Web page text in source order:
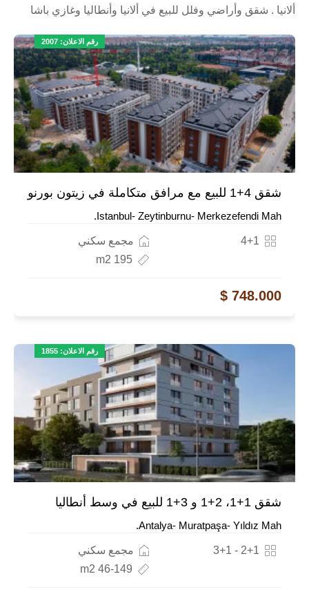
ألانيا . شقق وأراضي وفلل للبيع في ألانيا وأنطاليا وغازي باشا
رقم الاعلان: 2007
شقق 4+1 للبيع مع مرافق متكاملة في زيتون بورنو
Istanbul- Zeytinburnu- Merkezefendi Mah.
مجمع سكني
4+1
195 m2
748.000 $
رقم الاعلان: 1855
شقق 1+1، 2+1 و 3+1 للبيع في وسط أنطاليا
Antalya- Muratpaşa- Yıldız Mah.
مجمع سكني
2+1 - 3+1
46-149 m2